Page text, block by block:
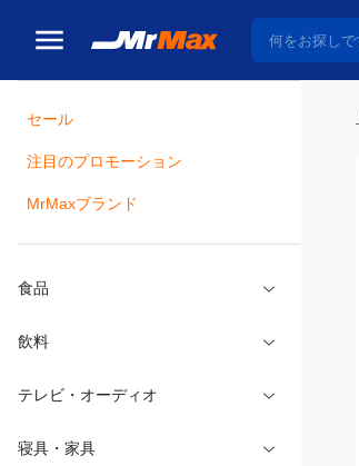
セール
注目のプロモーション
MrMaxブランド
食品
飲料
テレビ・オーディオ
寝具・家具